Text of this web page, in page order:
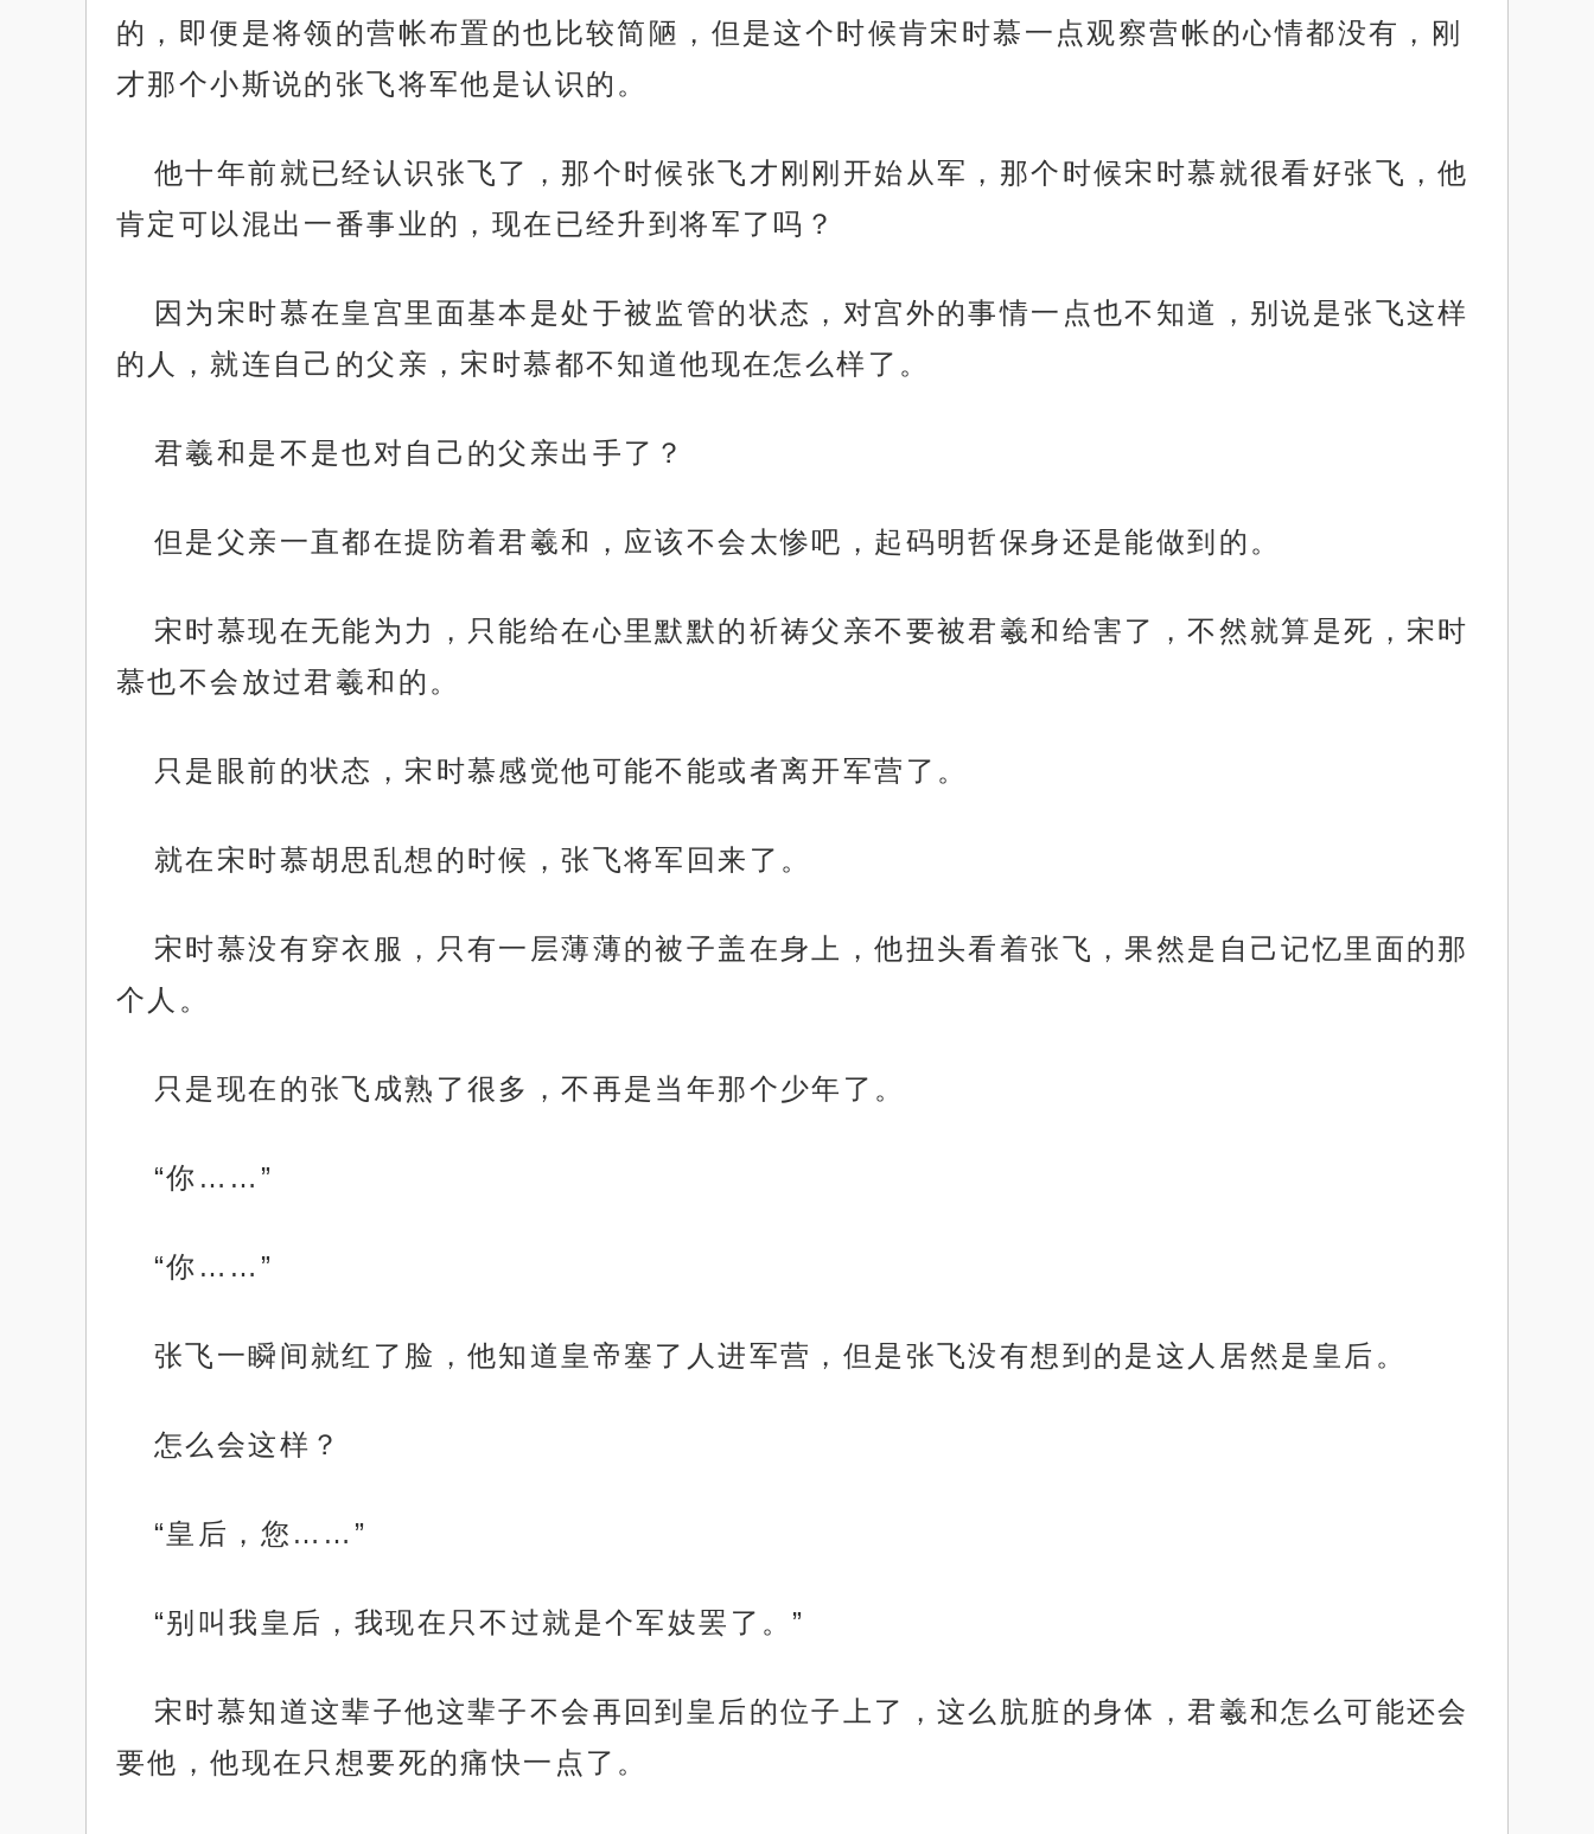
的，即便是将领的营帐布置的也比较简陋，但是这个时候肯宋时慕一点观察营帐的心情都没有，刚
才那个小斯说的张飞将军他是认识的。
他十年前就已经认识张飞了，那个时候张飞才刚刚开始从军，那个时候宋时慕就很看好张飞，他
肯定可以混出一番事业的，现在已经升到将军了吗？
因为宋时慕在皇宫里面基本是处于被监管的状态，对宫外的事情一点也不知道，别说是张飞这样
的人，就连自己的父亲，宋时慕都不知道他现在怎么样了。
君羲和是不是也对自己的父亲出手了？
但是父亲一直都在提防着君羲和，应该不会太惨吧，起码明哲保身还是能做到的。
宋时慕现在无能为力，只能给在心里默默的祈祷父亲不要被君羲和给害了，不然就算是死，宋时
慕也不会放过君羲和的。
只是眼前的状态，宋时慕感觉他可能不能或者离开军营了。
就在宋时慕胡思乱想的时候，张飞将军回来了。
宋时慕没有穿衣服，只有一层薄薄的被子盖在身上，他扭头看着张飞，果然是自己记忆里面的那
个人。
只是现在的张飞成熟了很多，不再是当年那个少年了。
“你……”
“你……”
张飞一瞬间就红了脸，他知道皇帝塞了人进军营，但是张飞没有想到的是这人居然是皇后。
怎么会这样？
“皇后，您……”
“别叫我皇后，我现在只不过就是个军妓罢了。”
宋时慕知道这辈子他这辈子不会再回到皇后的位子上了，这么肮脏的身体，君羲和怎么可能还会
要他，他现在只想要死的痛快一点了。